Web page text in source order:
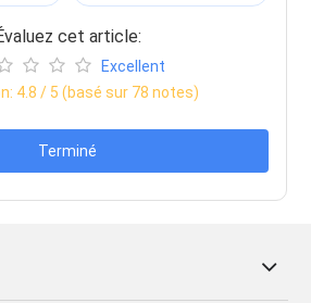
cet article:
Excellent
4.8 / 5 (basé sur 78 notes)
Terminé